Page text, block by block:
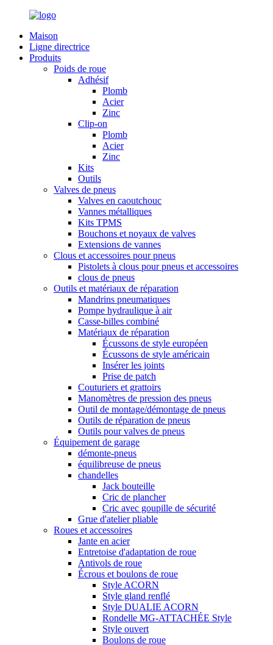
Maison
Ligne directrice
Produits
Poids de roue
Adhésif
Plomb
Acier
Zinc
Clip-on
Plomb
Acier
Zinc
Kits
Outils
Valves de pneus
Valves en caoutchouc
Vannes métalliques
Kits TPMS
Bouchons et noyaux de valves
Extensions de vannes
Clous et accessoires pour pneus
Pistolets à clous pour pneus et accessoires
clous de pneus
Outils et matériaux de réparation
Mandrins pneumatiques
Pompe hydraulique à air
Casse-billes combiné
Matériaux de réparation
Écussons de style européen
Écussons de style américain
Insérer les joints
Prise de patch
Couturiers et grattoirs
Manomètres de pression des pneus
Outil de montage/démontage de pneus
Outils de réparation de pneus
Outils pour valves de pneus
Équipement de garage
démonte-pneus
équilibreuse de pneus
chandelles
Jack bouteille
Cric de plancher
Cric avec goupille de sécurité
Grue d'atelier pliable
Roues et accessoires
Jante en acier
Entretoise d'adaptation de roue
Antivols de roue
Écrous et boulons de roue
Style ACORN
Style gland renflé
Style DUALIE ACORN
Rondelle MG-ATTACHÉE Style
Style ouvert
Boulons de roue